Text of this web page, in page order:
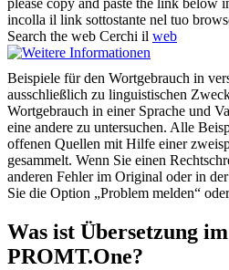
please copy and paste the link below
incolla il link sottostante nel tuo
Search the web Cerchi il web
Beispiele für den Wortgebrauch in
ausschließlich zu linguistischen
Wortgebrauch in einer Sprache und
eine andere zu untersuchen. Alle
offenen Quellen mit Hilfe einer
gesammelt. Wenn Sie einen
anderen Fehler im Original oder in
Sie die Option „Problem melden“
Was ist Übersetzung
PROMT.One?